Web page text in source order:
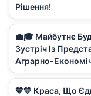
Рішення!
💼🎓 Майбутнє
Зустріч Із
Аграрно-
💙💛 Краса, Що